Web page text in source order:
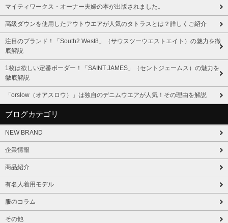
マイティワークス・オーナー夫婦の本が出版されました。
高級ダウンを使用したアウトウエアが人気のタトラスとは？詳しくご紹介
注目のブランド！「South2 West8」（サウスツーウエストエイト）の魅力を徹
底解説
1枚は欲しい定番ボーダー！「SAINT JAMES」（セントジェームス）の魅力を
徹底解説
「orslow（オアスロウ）」は独自のデニムウエアが人気！その理由を解説
ブログカテゴリ
NEW BRAND
企業情報
商品紹介
有名人着用モデル
服のコラム
その他